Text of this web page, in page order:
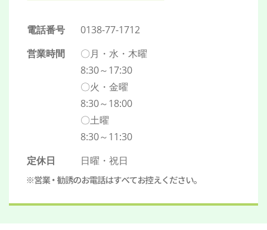
電話番号
0138-77-1712
営業時間
〇月・水・木曜
8:30～17:30
〇火・金曜
8:30～18:00
〇土曜
8:30～11:30
定休日
日曜・祝日